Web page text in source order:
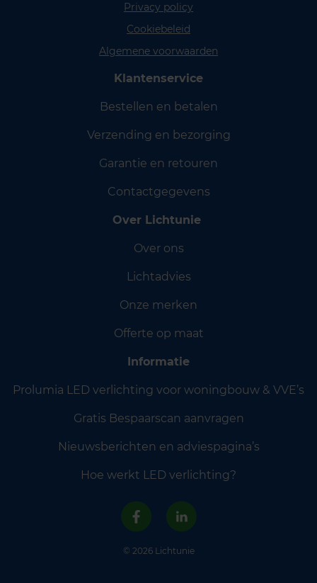
Privacy policy
Cookiebeleid
Algemene voorwaarden
Klantenservice
Bestellen en betalen
Verzending en bezorging
Garantie en retouren
Contactgegevens
Over Lichtunie
Over ons
Lichtadvies
Onze merken
Offerte op maat
Informatie
Prolumia LED verlichting voor woningbouw & VVE’s
Gratis Bespaarscan aanvragen
Nieuwsberichten en adviespagina’s
Hoe werkt LED verlichting?
© 2026 Lichtunie